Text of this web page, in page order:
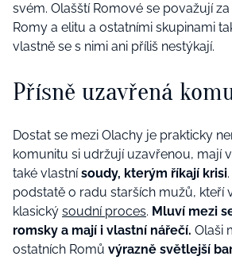
svém. Olašští Romové se považují
Romy a elitu a ostatními skupinami
vlastně se s nimi ani příliš nestýkají.
Přísně uzavřená
Dostat se mezi Olachy je prakticky
komunitu si udržují uzavřenou, mají
také vlastnísoudy, kterým říkají krisi
podstatě o radu starších mužů, kteří
klasický soudní proces. Mluví mezi
romsky a mají i vlastní nářečí. Olaši
ostatních Romů výrazně světlejší